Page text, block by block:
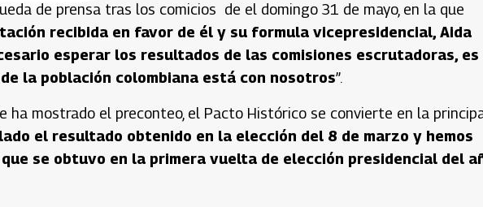
de prensa tras los comicios de el domingo 31 de mayo, en la que
recibida en favor de él y su formula vicepresidencial, Aida
esperar los resultados de las comisiones escrutadoras, es
la población colombiana está con nosotros”.
ha mostrado el preconteo, el Pacto Histórico se convierte en la
el resultado obtenido en la elección del 8 de marzo y hemos
se obtuvo en la primera vuelta de elección presidencial del